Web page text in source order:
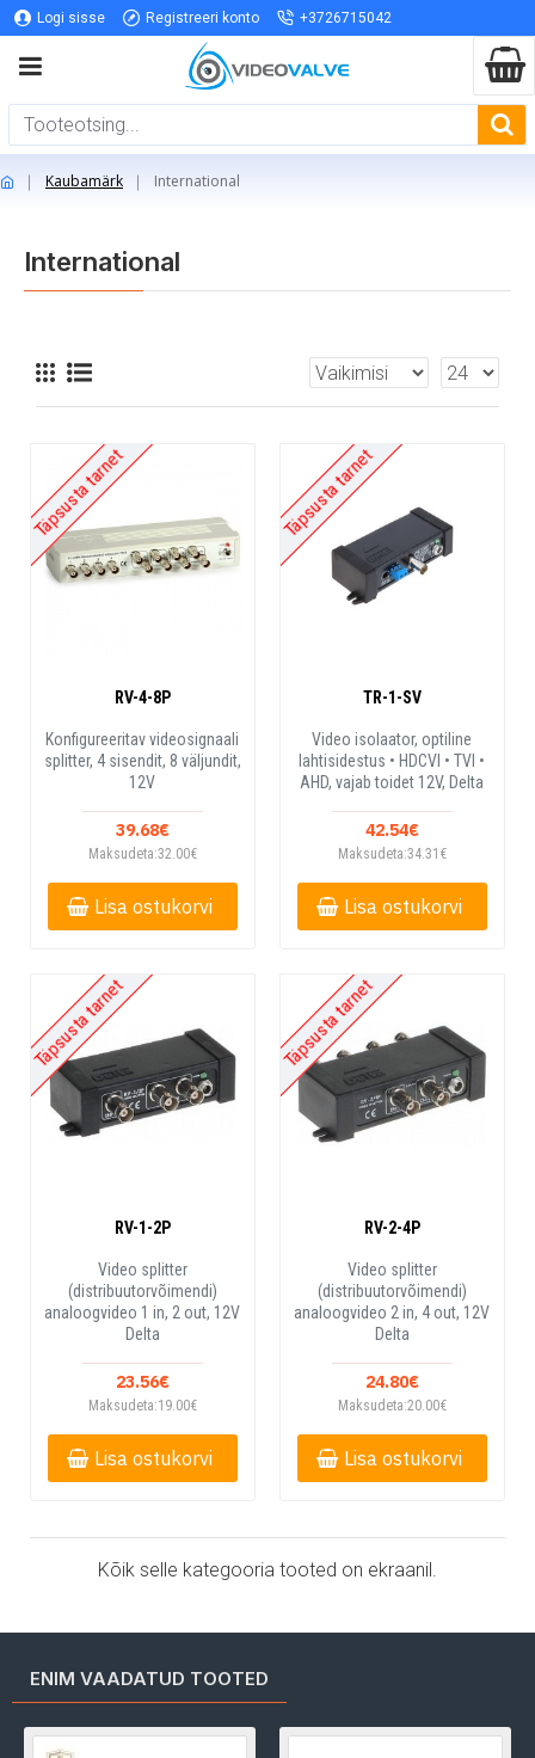
Logi sisse Registreeri konto +3726715042
Kaubamärk International
International
Täpsusta tarnet
RV-4-8P
Konfigureeritav videosignaali
splitter, 4 sisendit, 8 väljundit,
12V
39.68€
Maksudeta:32.00€
Lisa ostukorvi
Täpsusta tarnet
TR-1-SV
Video isolaator, optiline
lahtisidestus • HDCVI • TVI •
AHD, vajab toidet 12V, Delta
42.54€
Maksudeta:34.31€
Lisa ostukorvi
Täpsusta tarnet
RV-1-2P
Video splitter
(distribuutorvõimendi)
analoogvideo 1 in, 2 out, 12V
Delta
23.56€
Maksudeta:19.00€
Lisa ostukorvi
Täpsusta tarnet
RV-2-4P
Video splitter
(distribuutorvõimendi)
analoogvideo 2 in, 4 out, 12V
Delta
24.80€
Maksudeta:20.00€
Lisa ostukorvi
Kõik selle kategooria tooted on ekraanil.
ENIM VAADATUD TOOTED